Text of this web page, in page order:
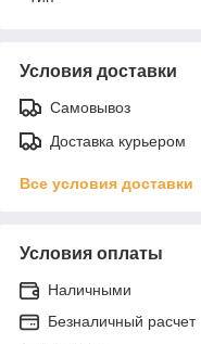
Условия доставки
Самовывоз
Доставка курьером
Все условия доставки
Условия оплаты
Наличными
Безналичный расчет